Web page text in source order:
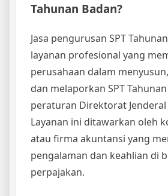
Tahunan Badan?
Jasa pengurusan SPT
layanan profesional yang
perusahaan dalam
dan melaporkan SPT
peraturan Direktorat Jenderal
Layanan ini ditawarkan oleh
atau firma akuntansi yang
pengalaman dan keahlian di
perpajakan.